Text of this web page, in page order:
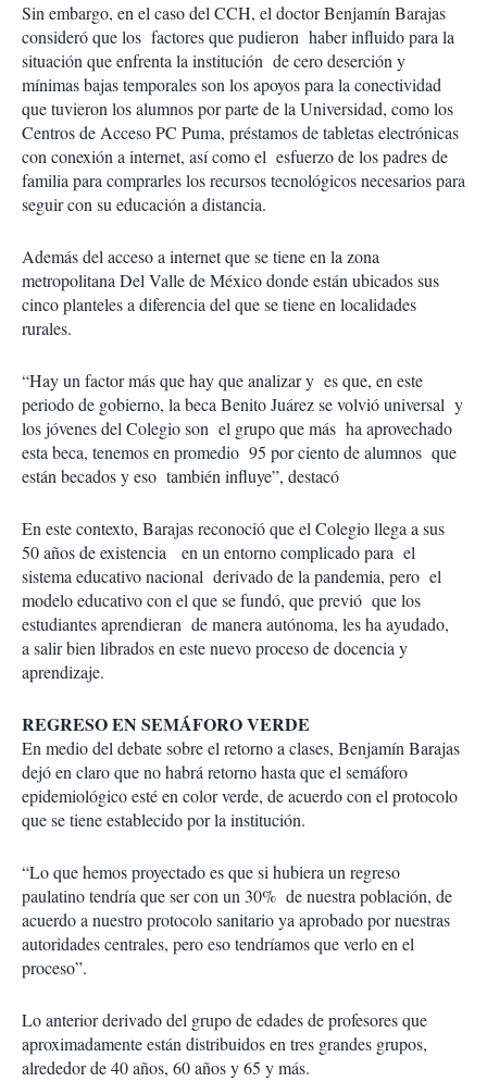
Sin embargo, en el caso del CCH, el doctor Benjamín Barajas
consideró que los factores que pudieron haber influido para la
situación que enfrenta la institución de cero deserción y
mínimas bajas temporales son los apoyos para la conectividad
que tuvieron los alumnos por parte de la Universidad, como los
Centros de Acceso PC Puma, préstamos de tabletas electrónicas
con conexión a internet, así como el esfuerzo de los padres de
familia para comprarles los recursos tecnológicos necesarios para
seguir con su educación a distancia.
Además del acceso a internet que se tiene en la zona
metropolitana Del Valle de México donde están ubicados sus
cinco planteles a diferencia del que se tiene en localidades
rurales.
“Hay un factor más que hay que analizar y es que, en este
periodo de gobierno, la beca Benito Juárez se volvió universal y
los jóvenes del Colegio son el grupo que más ha aprovechado
esta beca, tenemos en promedio 95 por ciento de alumnos que
están becados y eso también influye”, destacó
En este contexto, Barajas reconoció que el Colegio llega a sus
50 años de existencia en un entorno complicado para el
sistema educativo nacional derivado de la pandemia, pero el
modelo educativo con el que se fundó, que previó que los
estudiantes aprendieran de manera autónoma, les ha ayudado,
a salir bien librados en este nuevo proceso de docencia y
aprendizaje.
REGRESO EN SEMÁFORO VERDE
En medio del debate sobre el retorno a clases, Benjamín Barajas
dejó en claro que no habrá retorno hasta que el semáforo
epidemiológico esté en color verde, de acuerdo con el protocolo
que se tiene establecido por la institución.
“Lo que hemos proyectado es que si hubiera un regreso
paulatino tendría que ser con un 30% de nuestra población, de
acuerdo a nuestro protocolo sanitario ya aprobado por nuestras
autoridades centrales, pero eso tendríamos que verlo en el
proceso”.
Lo anterior derivado del grupo de edades de profesores que
aproximadamente están distribuidos en tres grandes grupos,
alrededor de 40 años, 60 años y 65 y más.